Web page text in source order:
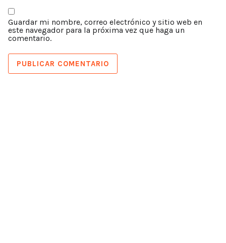
Guardar mi nombre, correo electrónico y sitio web en
este navegador para la próxima vez que haga un
comentario.